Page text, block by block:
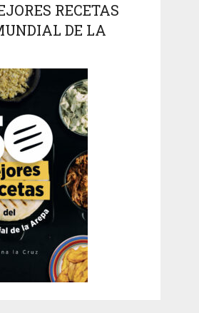
RECETAS
DE LA